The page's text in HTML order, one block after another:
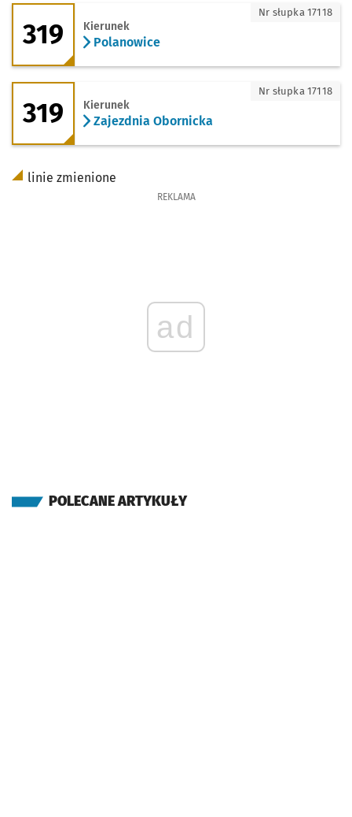
319 - kierunek Polanowice
319 Kierunek
Polanowice
Nr słupka 17118
319 - kierunek Zajezdnia Obornicka
319 Kierunek
Zajezdnia Obornicka
Nr słupka 17118
linie zmienione
REKLAMA
ad
POLECANE ARTYKUŁY